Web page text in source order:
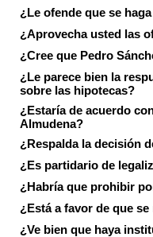
¿Le ofende que se
¿Aprovecha usted las
¿Cree que Pedro
¿Le parece bien la
sobre las hipotecas?
¿Estaría de acuerdo
Almudena?
¿Respalda la decisión
¿Es partidario de
¿Habría que prohibir
¿Está a favor de que
¿Ve bien que haya